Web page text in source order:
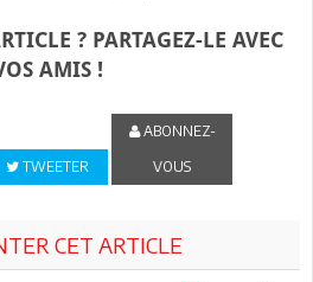
? PARTAGEZ-LE AVEC
AMIS !
TWEETER
ABONNEZ-
VOUS
CET ARTICLE